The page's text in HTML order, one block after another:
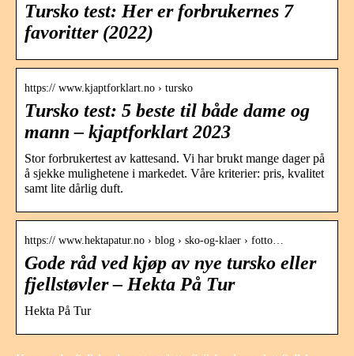
Tursko test: Her er forbrukernes 7
favoritter (2022)
https:// www.kjaptforklart.no › tursko
Tursko test: 5 beste til både dame og
mann – kjaptforklart 2023
Stor forbrukertest av kattesand. Vi har brukt mange dager på
å sjekke mulighetene i markedet. Våre kriterier: pris, kvalitet
samt lite dårlig duft.
https:// www.hektapatur.no › blog › sko-og-klaer › fotto…
Gode råd ved kjøp av nye tursko eller
fjellstøvler – Hekta På Tur
Hekta På Tur